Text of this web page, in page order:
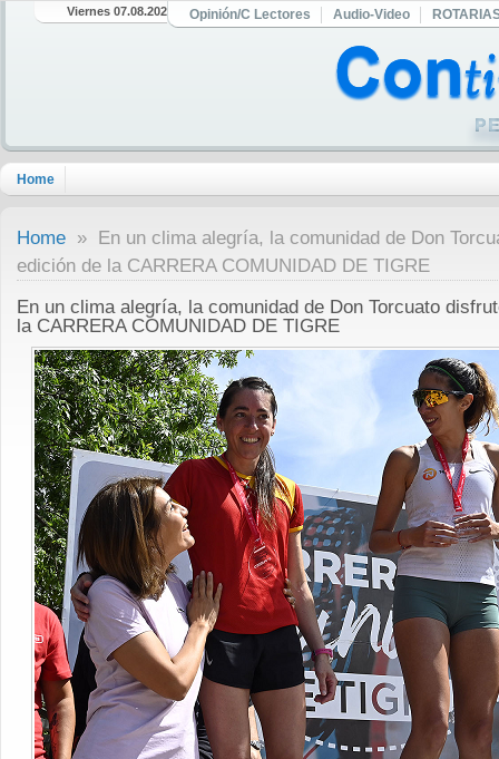
Viernes 07.08.2026 Opinión/C Lectores Audio-Video
Home
Home » En un clima alegría, la comunidad de Don
edición de la CARRERA COMUNIDAD DE TIGRE
En un clima alegría, la comunidad de Don Torcuato
la CARRERA COMUNIDAD DE TIGRE